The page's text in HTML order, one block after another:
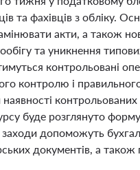
та фахівців з обліку.
акти, а також
та уникнення
контрольовані
контролю і
наявності
буде розглянуто
заходи допоможуть
документів, а також